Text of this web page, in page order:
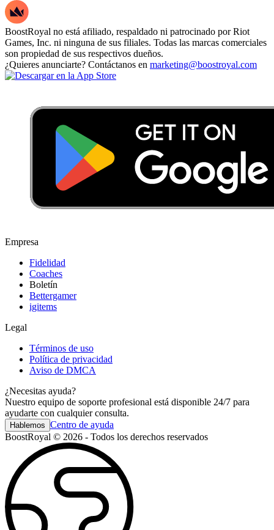
BoostRoyal no está afiliado, respaldado ni patrocinado por Riot
Games, Inc. ni ninguna de sus filiales. Todas las marcas comerciales
son propiedad de sus respectivos dueños.
¿Quieres anunciarte? Contáctanos en marketing@boostroyal.com
Empresa
Fidelidad
Coaches
Boletín
Bettergamer
igitems
Legal
Términos de uso
Política de privacidad
Aviso de DMCA
¿Necesitas ayuda?
Nuestro equipo de soporte profesional está disponible 24/7 para
ayudarte con cualquier consulta.
Hablemos Centro de ayuda
BoostRoyal © 2026 - Todos los derechos reservados